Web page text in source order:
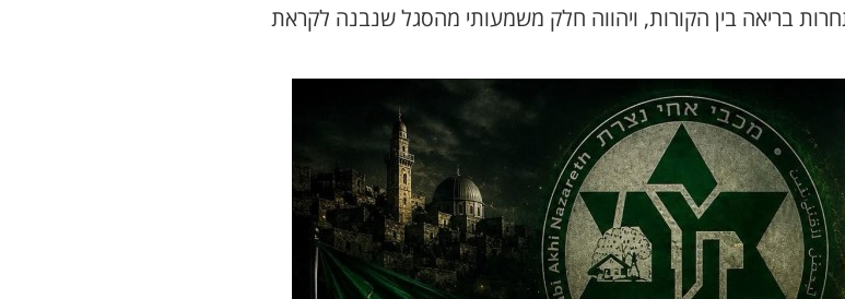
בריאה בין הקורות, ויהווה חלק משמעותי מהסגל שנבנה לקראת